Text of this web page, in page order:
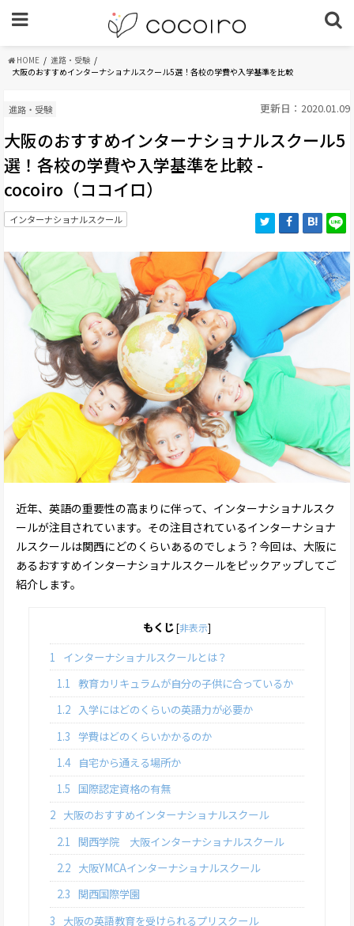
HOME
進路・受験
大阪のおすすめインターナショナルスクール5選！各校の学費や入学基準を比較
進路・受験 更新日：2020.01.09
大阪のおすすめインターナショナルスクール5
選！各校の学費や入学基準を比較 -
cocoiro（ココイロ）
インターナショナルスクール
近年、英語の重要性の高まりに伴って、インターナショナルスク
ールが注目されています。その注目されているインターナショナ
ルスクールは関西にどのくらいあるのでしょう？今回は、大阪に
あるおすすめインターナショナルスクールをピックアップしてご
紹介します。
もくじ[非表示]
1
インターナショナルスクールとは？
1.1 教育カリキュラムが自分の子供に合っているか
1.2 入学にはどのくらいの英語力が必要か
1.3 学費はどのくらいかかるのか
1.4
自宅から通える場所か
1.5 国際認定資格の有無
2 大阪のおすすめインターナショナルスクール
2.1
関西学院 大阪インターナショナルスクール
2.2 大阪YMCAインターナショナルスクール
2.3 関西国際学園
3
大阪の英語教育を受けられるプリスクール